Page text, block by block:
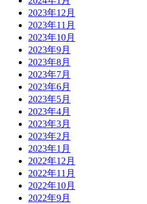
2023年12月
2023年11月
2023年10月
2023年9月
2023年8月
2023年7月
2023年6月
2023年5月
2023年4月
2023年3月
2023年2月
2023年1月
2022年12月
2022年11月
2022年10月
2022年9月